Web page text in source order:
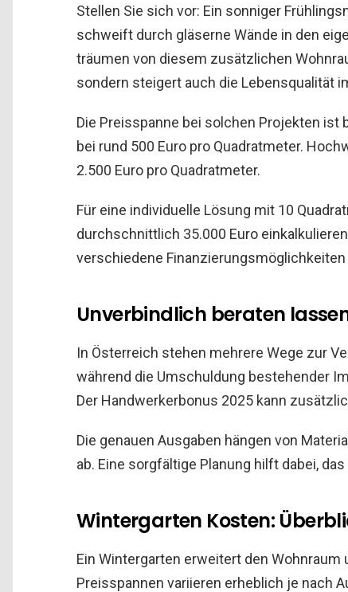
Stellen Sie sich vor: Ein sonniger
schweift durch gläserne Wände in den
träumen von diesem zusätzlichen
sondern steigert auch die Lebensqualität
Die Preisspanne bei solchen Projekten
bei rund 500 Euro pro Quadratmeter.
2.500 Euro pro Quadratmeter.
Für eine individuelle Lösung mit 10
durchschnittlich 35.000 Euro
verschiedene
Unverbindlich beraten
In Österreich stehen mehrere Wege zur
während die Umschuldung bestehender
Der Handwerkerbonus 2025 kann
Die genauen Ausgaben hängen von
ab. Eine sorgfältige Planung hilft dabei,
Wintergarten Kosten:
Ein Wintergarten erweitert den
Preisspannen variieren erheblich je nach